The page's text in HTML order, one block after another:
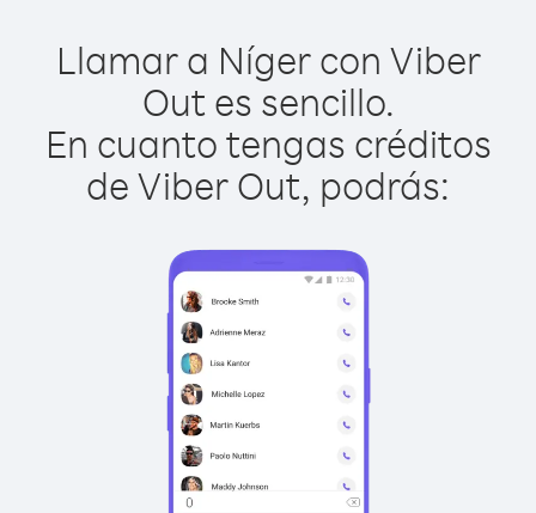
Llamar a Níger con Viber
Out es sencillo.
En cuanto tengas créditos
de Viber Out, podrás: